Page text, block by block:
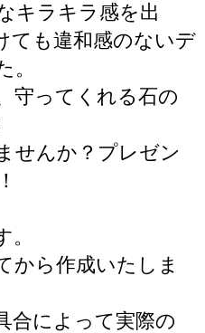
キラキラ感を出
ても違和感のないデ
。
守ってくれる石の
せんか？プレゼン
から作成いたしま
合によって実際の